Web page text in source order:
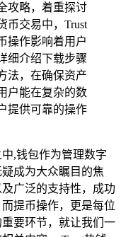
攻略，着重探讨
币交易中，Trust
操作影响着用户
细介绍下载步骤
法，在确保资产
户能在复杂的数
提供可靠的操作
,钱包作为管理数字
成为大众瞩目的焦
广泛的支持性，成功
提币操作，更是每位
要环节，就让我们一